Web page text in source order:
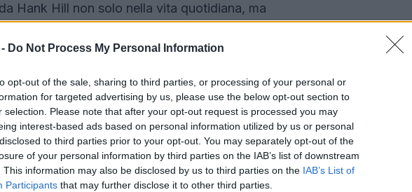
Do Not Process My Personal Information
opt-out of the sale, sharing to third parties, or processing of your personal or
for targeted advertising by us, please use the below opt-out section to
selection. Please note that after your opt-out request is processed you may
interest-based ads based on personal information utilized by us or personal
to third parties prior to your opt-out. You may separately opt-out of the
of your personal information by third parties on the IAB’s list of downstream
This information may also be disclosed by us to third parties on the IAB’s List of
Participants that may further disclose it to other third parties.
Hank Hill non solo nella vita quotidiana, ma
Scopriamolo insieme!